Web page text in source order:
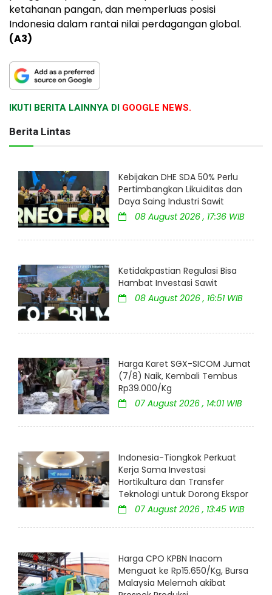
ketahanan pangan, dan memperluas posisi
Indonesia dalam rantai nilai perdagangan global.
(A3)
IKUTI BERITA LAINNYA DI GOOGLE NEWS.
Berita Lintas
Kebijakan DHE SDA 50% Perlu
Pertimbangkan Likuiditas dan
Daya Saing Industri Sawit
08 August 2026 , 17:36 WIB
Ketidakpastian Regulasi Bisa
Hambat Investasi Sawit
08 August 2026 , 16:51 WIB
Harga Karet SGX-SICOM Jumat
(7/8) Naik, Kembali Tembus
Rp39.000/Kg
07 August 2026 , 14:01 WIB
Indonesia-Tiongkok Perkuat
Kerja Sama Investasi
Hortikultura dan Transfer
Teknologi untuk Dorong Ekspor
07 August 2026 , 13:45 WIB
Harga CPO KPBN Inacom
Menguat ke Rp15.650/Kg, Bursa
Malaysia Melemah akibat